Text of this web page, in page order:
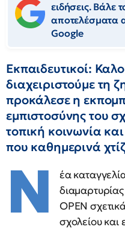
ειδήσεις. Βάλε
αποτελέσματα
Google
Εκπαιδευτικοί:
διαχειριστούμε τη
προκάλεσε η
εμπιστοσύνης του
τοπική κοινωνία
που καθημερινά
Ν
έα
OPEN
σχολείου και